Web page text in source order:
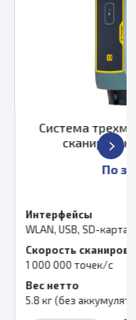
лазерного
кг)